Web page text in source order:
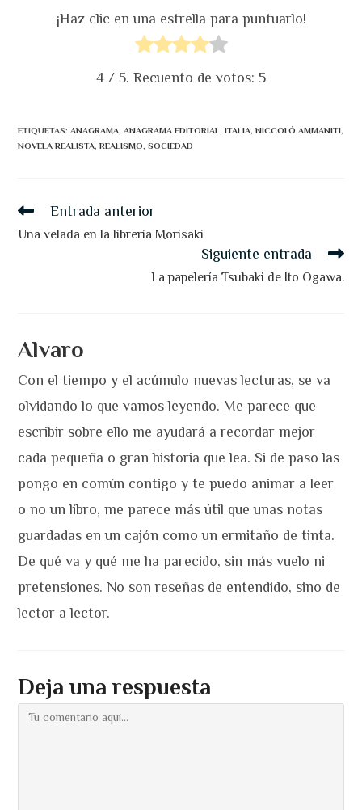
¡Haz clic en una estrella para puntuarlo!
4 / 5. Recuento de votos: 5
ETIQUETAS:ANAGRAMA, ANAGRAMA EDITORIAL , ITALIA, NICCOLÓ AMMANITI,
NOVELA REALISTA, REALISMO, SOCIEDAD
Leer
más
artículos
Entrada anterior
Una velada en la librería Morisaki
Siguiente entrada
La papelería Tsubaki de Ito Ogawa.
Alvaro
Con el tiempo y el acúmulo nuevas lecturas, se va
olvidando lo que vamos leyendo. Me parece que
escribir sobre ello me ayudará a recordar mejor
cada pequeña o gran historia que lea. Si de paso las
pongo en común contigo y te puedo animar a leer
o no un libro, me parece más útil que unas notas
guardadas en un cajón como un ermitaño de tinta.
De qué va y qué me ha parecido, sin más vuelo ni
pretensiones. No son reseñas de entendido, sino de
lector a lector.
Deja una respuesta
Comentario